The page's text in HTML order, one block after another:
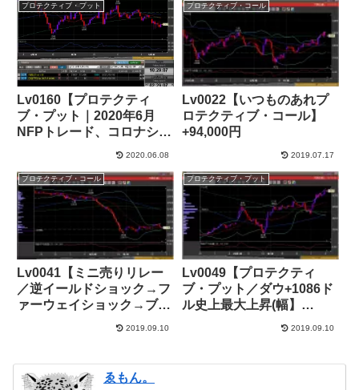
プロテクティブ・プット
Lv0160【プロテクティ
ブ・プット｜2020年6月
NFPトレード、コロナショ
2020.06.08
プロテクティブ・コール
Lv0022【いつものあれプ
ロテクティブ・コール】
+94,000円
2019.07.17
プロテクティブ・コール
Lv0041【ミニ売りリレー
／逆イールドショック→フ
ァーウェイショック→ブリ
2019.09.10
プロテクティブ・プット
Lv0049【プロテクティ
ブ・プット／ダウ+1086ド
ル史上最大上昇(幅】
2019.09.10
ゑもん。